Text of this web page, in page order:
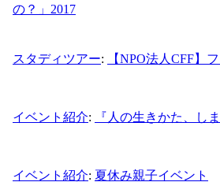
の？」2017
スタディツアー: 【NPO法人CFF】
イベント紹介: 『人の生きかた、し
イベント紹介: 夏休み親子イベント